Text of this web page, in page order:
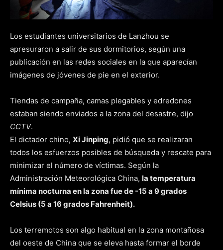
Los estudiantes universitarios de Lanzhou se
apresuraron a salir de sus dormitorios, según una
publicación en las redes sociales en la que aparecían
imágenes de jóvenes de pie en el exterior.
Tiendas de campaña, camas plegables y edredones
estaban siendo enviados a la zona del desastre, dijo
CCTV.
El dictador chino, Xi Jinping, pidió que se realizaran
todos los esfuerzos posibles de búsqueda y rescate para
minimizar el número de víctimas. Según la
Administración Meteorológica China, la temperatura
mínima nocturna en la zona fue de -15 a 9 grados
Celsius (5 a 16 grados Fahrenheit).
Los terremotos son algo habitual en la zona montañosa
del oeste de China que se eleva hasta formar el borde